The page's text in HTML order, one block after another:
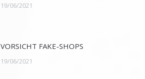
19/06/2021
VORSICHT FAKE-SHOPS
19/06/2021